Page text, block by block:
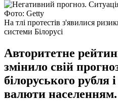
Фото: Getty
На тлі протестів з'явилися
системи Білорусі
Авторитетне
змінило свій
білоруського рубля
валюти населенням.